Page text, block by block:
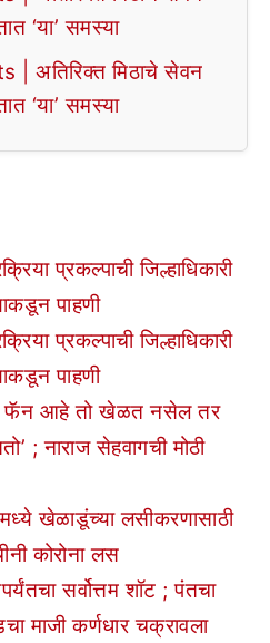
‘या’ समस्या
अतिरिक्त मिठाचे सेवन
‘या’ समस्या
प्रकल्पाची जिल्हाधिकारी
पाहणी
प्रकल्पाची जिल्हाधिकारी
पाहणी
फॅन आहे तो खेळत नसेल तर
; नाराज सेहवागची मोठी
खेळाडूंच्या लसीकरणासाठी
कोरोना लस
सर्वोत्तम शॉट ; पंतचा
माजी कर्णधार चक्रावला